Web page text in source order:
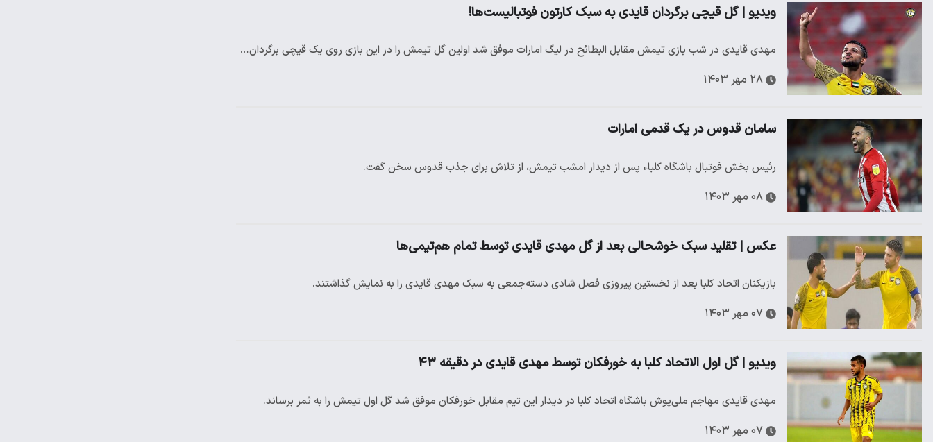
ویدیو | گل قیچی برگردان قایدی به سبک کارتون فوتبالیست‌ها!
مهدی قایدی در شب بازی تیمش مقابل البطائح در لیگ امارات موفق شد اولین گل تیمش را در این بازی روی یک قیچی برگردان…
۲۸ مهر ۱۴۰۳
سامان قدوس در یک قدمی امارات
رئیس بخش فوتبال باشگاه کلباء پس از دیدار امشب تیمش، از تلاش برای جذب قدوس سخن گفت.
۰۸ مهر ۱۴۰۳
عکس | تقلید سبک خوشحالی بعد از گل مهدی قایدی توسط تمام هم‌تیمی‌ها
بازیکنان اتحاد کلبا بعد از نخستین پیروزی فصل شادی دسته‌جمعی به سبک مهدی قایدی را به نمایش گذاشتند.
۰۷ مهر ۱۴۰۳
ویدیو | گل اول الاتحاد کلبا به خورفکان توسط مهدی قایدی در دقیقه ۴۳
مهدی قایدی مهاجم ملی‌پوش باشگاه اتحاد کلبا در دیدار این تیم مقابل خورفکان موفق شد گل اول تیمش را به ثمر برساند.
۰۷ مهر ۱۴۰۳